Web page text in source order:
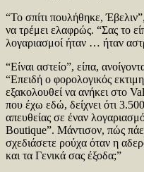
“Το σπίτι πουλήθηκε,
να τρέμει ελαφρώς. “Σας το
λογαριασμοί ήταν … ήταν
“Είναι αστείο”, είπα,
“Επειδή ο φορολογικός
εξακολουθεί να ανήκει στο
που έχω εδώ, δείχνει ότι
απευθείας σε έναν
Boutique”. Μάντισον, πώς
σχεδιάσετε ρούχα όταν η
και τα Γενικά σας έξοδα;”